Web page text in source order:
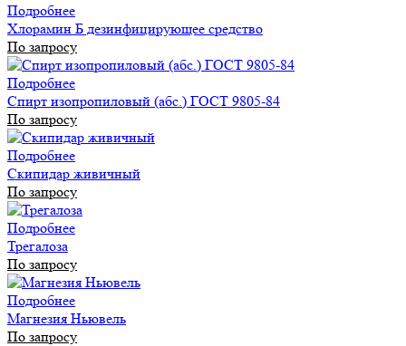
Подробнее
Хлорамин Б дезинфицирующее средство
По запросу
Подробнее
Спирт изопропиловый (абс.) ГОСТ 9805-84
По запросу
Подробнее
Скипидар живичный
По запросу
Подробнее
Трегалоза
По запросу
Подробнее
Магнезия Ньювель
По запросу